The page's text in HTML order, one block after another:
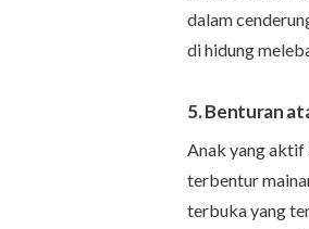
dalam
di hidung
5. Benturan
Anak yang aktif
terbentur
terbuka yang